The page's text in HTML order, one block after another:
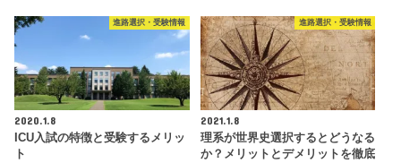
進路選択・受験情報
2020.1.8
ICU入試の特徴と受験するメリッ
ト
進路選択・受験情報
2021.1.8
理系が世界史選択するとどうなる
か？メリットとデメリットを徹底